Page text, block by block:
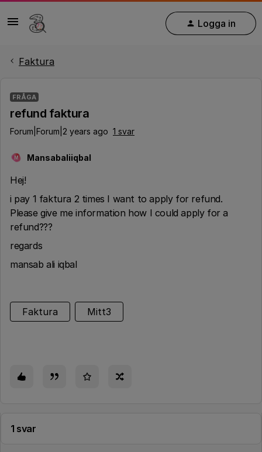
Logga in
Faktura
FRÅGA
refund faktura
Forum|Forum|2 years ago 1 svar
M Mansabaliiqbal
Hej!
i pay 1 faktura 2 times I want to apply for refund.
Please give me information how I could apply for a
refund???
regards
mansab ali iqbal
Faktura Mitt3
1 svar